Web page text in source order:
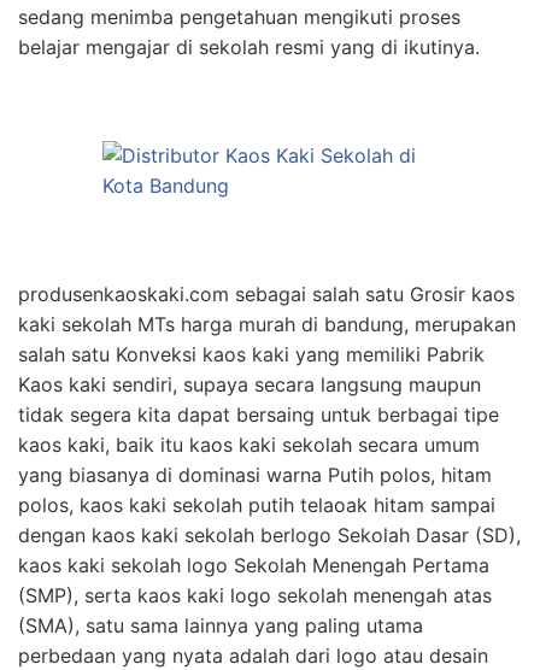
sedang menimba pengetahuan mengikuti proses
belajar mengajar di sekolah resmi yang di ikutinya.
produsenkaoskaki.com sebagai salah satu Grosir kaos
kaki sekolah MTs harga murah di bandung, merupakan
salah satu Konveksi kaos kaki yang memiliki Pabrik
Kaos kaki sendiri, supaya secara langsung maupun
tidak segera kita dapat bersaing untuk berbagai tipe
kaos kaki, baik itu kaos kaki sekolah secara umum
yang biasanya di dominasi warna Putih polos, hitam
polos, kaos kaki sekolah putih telaoak hitam sampai
dengan kaos kaki sekolah berlogo Sekolah Dasar (SD),
kaos kaki sekolah logo Sekolah Menengah Pertama
(SMP), serta kaos kaki logo sekolah menengah atas
(SMA), satu sama lainnya yang paling utama
perbedaan yang nyata adalah dari logo atau desain